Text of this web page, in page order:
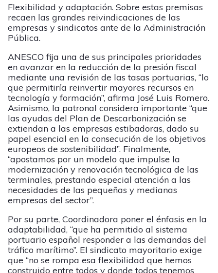
Flexibilidad y adaptación. Sobre estas premisas
recaen las grandes reivindicaciones de las
empresas y sindicatos ante de la Administración
Pública.
ANESCO fija una de sus principales prioridades
en avanzar en la reducción de la presión fiscal
mediante una revisión de las tasas portuarias, “lo
que permitiría reinvertir mayores recursos en
tecnología y formación”, afirma José Luis Romero.
Asimismo, la patronal considera importante “que
las ayudas del Plan de Descarbonización se
extiendan a las empresas estibadoras, dado su
papel esencial en la consecución de los objetivos
europeos de sostenibilidad”. Finalmente,
“apostamos por un modelo que impulse la
modernización y renovación tecnológica de las
terminales, prestando especial atención a las
necesidades de las pequeñas y medianas
empresas del sector”.
Por su parte, Coordinadora poner el énfasis en la
adaptabilidad, “que ha permitido al sistema
portuario español responder a las demandas del
tráfico marítimo”. El sindicato mayoritario exige
que “no se rompa esa flexibilidad que hemos
construido entre todos y donde todos tenemos